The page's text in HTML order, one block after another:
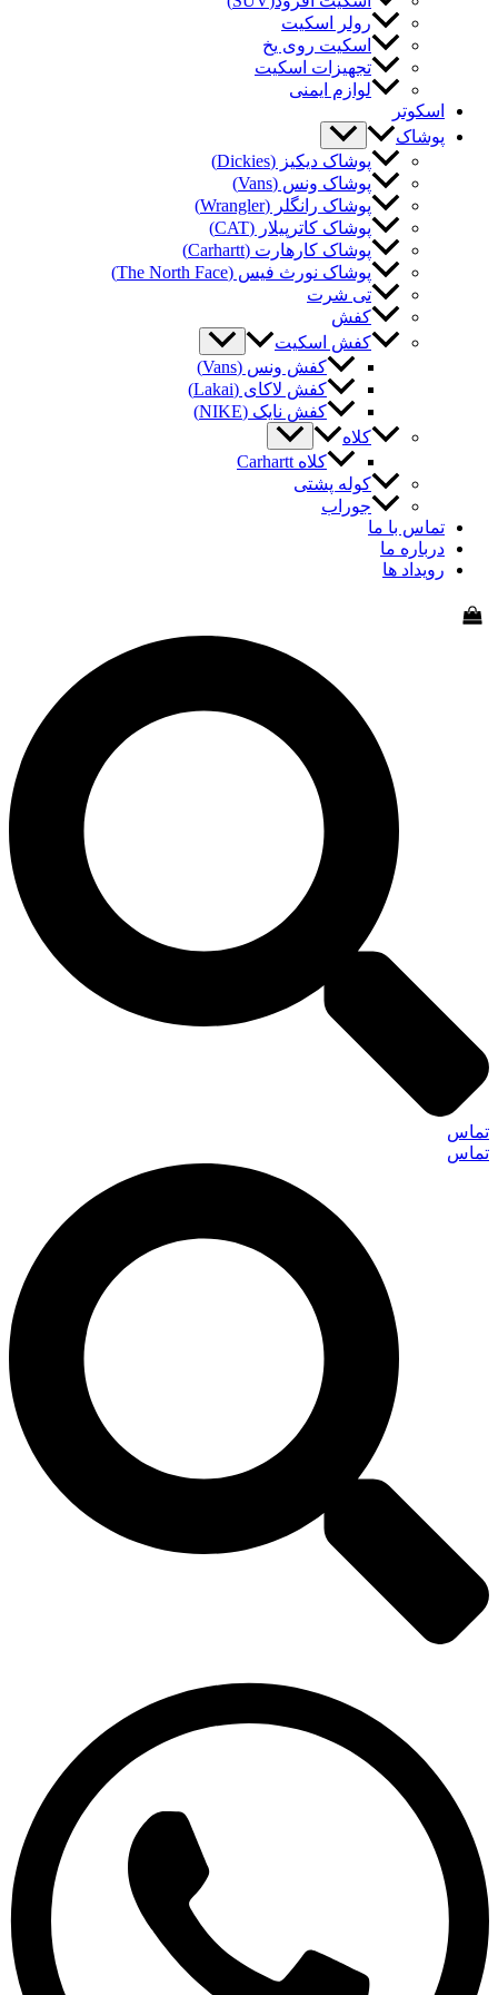
رولر اسکیت
اسکیت روی یخ
تجهیزات اسکیت
لوازم ایمنی
پوشاک دیکیز (Dickies)
پوشاک ونس (Vans)
پوشاک رانگلر (Wrangler)
پوشاک کاترپیلار (CAT)
پوشاک کارهارت (Carhartt)
پوشاک نورث فیس (The North Face)
تی شرت
کفش
کفش اسکیت
کفش ونس (Vans)
کفش لاکای (Lakai)
کفش نایک (NIKE)
کلاه
کلاه Carhartt
کوله پشتی
جوراب
با ما
ما
ها